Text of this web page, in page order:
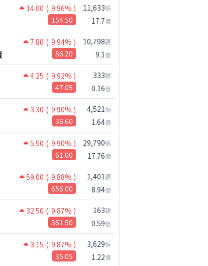
14.00 ( 9.96% )
154.50
11,633張
17.7億
7.80 ( 9.94% )
86.20
10,798張
9.1億
4.25 ( 9.92% )
47.05
333張
0.16億
3.30 ( 9.90% )
36.60
4,521張
1.64億
5.50 ( 9.90% )
61.00
29,790張
17.76億
59.00 ( 9.88% )
656.00
1,401張
8.94億
32.50 ( 9.87% )
361.50
163張
0.59億
3.15 ( 9.87% )
35.05
3,629張
1.22億